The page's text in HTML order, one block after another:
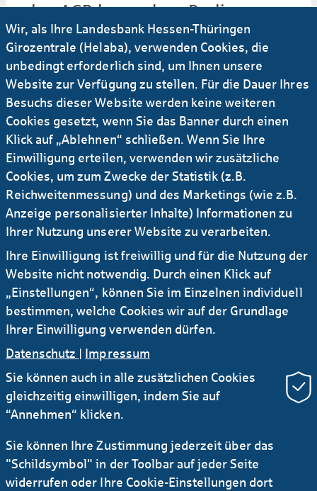
den AGB beson­dere Bedin­
gungen, z. B. im Zahlungs­­verkehr
oder bei Wert­papier­geschäften
gelten. Diese besonderen
Bedingungen werden bei
Vertrags­abschluss oder bei der
Ertei­lung von Auf­trägen
mit unseren Kunden direkt
vereinbart.
02.05.2025
AGB Allgemeine Geschäftsbedingungen der
Helaba
PDF | 272,28 KB
Newsletter Research
RSS
Kontakt
Service Sichere E-Mail Kommunikation
Wir, als Ihre Landesbank Hessen-Thüringen
Girozentrale (Helaba), verwenden Cookies, die
unbedingt erforderlich sind, um Ihnen unsere
Website zur Verfügung zu stellen. Für die Dauer Ihres
Besuchs dieser Website werden keine weiteren
Cookies gesetzt, wenn Sie das Banner durch einen
Klick auf „Ablehnen“ schließen. Wenn Sie Ihre
Einwilligung erteilen, verwenden wir zusätzliche
Cookies, um zum Zwecke der Statistik (z.B.
Reichweitenmessung) und des Marketings (wie z.B.
Anzeige personalisierter Inhalte) Informationen zu
Ihrer Nutzung unserer Website zu verarbeiten.
Ihre Einwilligung ist freiwillig und für die Nutzung der
Website nicht notwendig. Durch einen Klick auf
„Einstellungen“, können Sie im Einzelnen individuell
bestimmen, welche Cookies wir auf der Grundlage
Ihrer Einwilligung verwenden dürfen.
Datenschutz | Impressum
Sie können auch in alle zusätzlichen Cookies
gleichzeitig einwilligen, indem Sie auf
“Annehmen“ klicken.
Sie können Ihre Zustimmung jederzeit über das
"Schildsymbol" in der Toolbar auf jeder Seite
widerrufen oder Ihre Cookie-Einstellungen dort